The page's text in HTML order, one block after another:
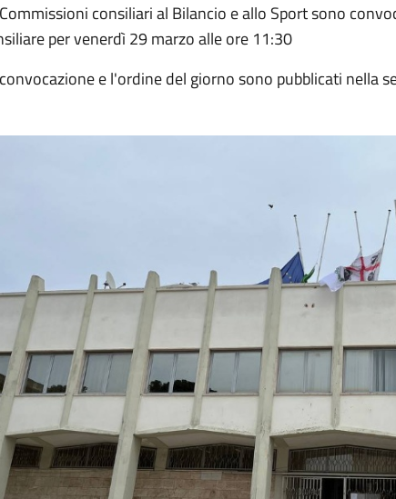
consiliari al Bilancio e allo Sport sono
per venerdì 29 marzo alle ore 11:30
e l'ordine del giorno sono pubblicati nella